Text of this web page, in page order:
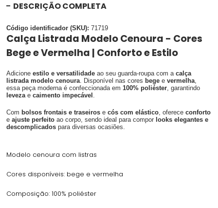
DESCRIÇÃO COMPLETA
Código identificador (SKU): 71719
Calça Listrada Modelo Cenoura - Cores
Bege e Vermelha | Conforto e Estilo
Adicioneestilo e versatilidade ao seu guarda-roupa com acalça
listrada modelo cenoura. Disponível nas cores bege evermelha,
essa peça moderna é confeccionada em100% poliéster, garantindo
levezaecaimento impecável .
Com bolsos frontais e traseiros ecós com elástico, oferececonforto
eajuste perfeito ao corpo, sendo ideal para compor looks elegantes e
descomplicados para diversas ocasiões.
Modelo cenoura com listras
Cores disponíveis: bege e vermelha
Composição: 100% poliéster